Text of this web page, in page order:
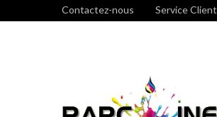
Contactez-nous Service Client